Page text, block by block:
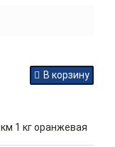
В корзину